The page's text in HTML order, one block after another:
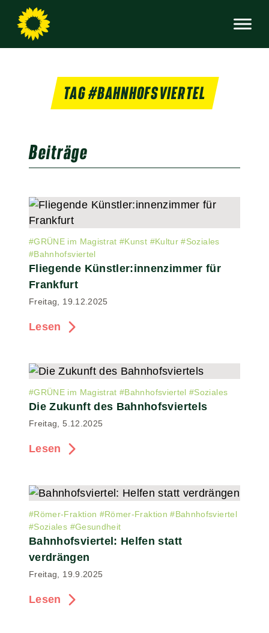
TAG #BAHNHOFSVIERTEL
Beiträge
#GRÜNE im Magistrat #Kunst #Kultur #Soziales
#Bahnhofsviertel
Fliegende Künstler:innenzimmer für
Frankfurt
Freitag, 19.12.2025
Lesen
#GRÜNE im Magistrat #Bahnhofsviertel #Soziales
Die Zukunft des Bahnhofsviertels
Freitag, 5.12.2025
Lesen
#Römer-Fraktion #Römer-Fraktion #Bahnhofsviertel
#Soziales #Gesundheit
Bahnhofsviertel: Helfen statt
verdrängen
Freitag, 19.9.2025
Lesen